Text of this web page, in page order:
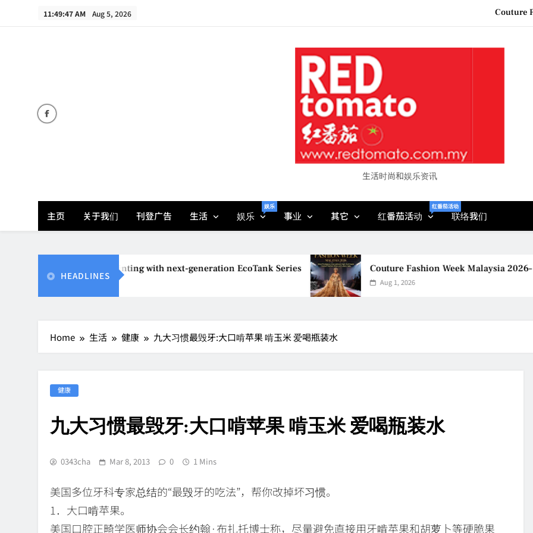
11:49:47 AM Aug 5, 2026 “See Her Heal – 1,000 Untold
“See Her Heal – 1,000 Untold
生活时尚和娱乐资讯
主页 关于我们 刊登广告 生活 娱乐
娱乐
事业 其它 红番茄活动
红番茄活动
联络我们
HEADLINES
affordable printing with next-generation EcoTank Series Couture Fashion Week Malaysia 2026–
Aug 1, 2026
Home 生活 健康 九大习惯最毁牙:大口啃苹果 啃玉米 爱喝瓶装水
健康
九大习惯最毁牙:大口啃苹果 啃玉米 爱喝瓶装水
0343cha Mar 8, 2013 0 1 Mins
美国多位牙科专家总结的“最毁牙的吃法”，帮你改掉坏习惯。
1．大口啃苹果。
美国口腔正畸学医师协会会长约翰·布扎托博士称，尽量避免直接用牙啃苹果和胡萝卜等硬脆果